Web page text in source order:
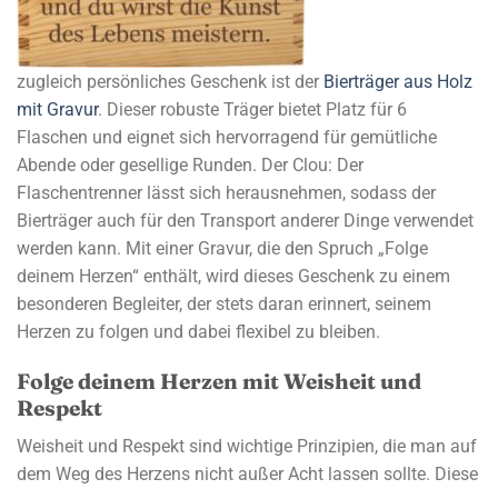
zugleich persönliches Geschenk ist der Bierträger aus Holz
mit Gravur. Dieser robuste Träger bietet Platz für 6
Flaschen und eignet sich hervorragend für gemütliche
Abende oder gesellige Runden. Der Clou: Der
Flaschentrenner lässt sich herausnehmen, sodass der
Bierträger auch für den Transport anderer Dinge verwendet
werden kann. Mit einer Gravur, die den Spruch „Folge
deinem Herzen“ enthält, wird dieses Geschenk zu einem
besonderen Begleiter, der stets daran erinnert, seinem
Herzen zu folgen und dabei flexibel zu bleiben.
Folge deinem Herzen mit Weisheit und
Respekt
Weisheit und Respekt sind wichtige Prinzipien, die man auf
dem Weg des Herzens nicht außer Acht lassen sollte. Diese